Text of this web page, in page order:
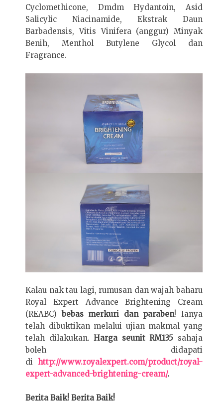
Cyclomethicone, Dmdm Hydantoin, Asid
Salicylic Niacinamide, Ekstrak Daun
Barbadensis, Vitis Vinifera (anggur) Minyak
Benih, Menthol Butylene Glycol dan
Fragrance.
Kalau nak tau lagi, rumusan dan wajah baharu
Royal Expert Advance Brightening Cream
(REABC) bebas merkuri dan paraben! Ianya
telah dibuktikan melalui ujian makmal yang
telah dilakukan.Harga seunit RM135 sahaja
boleh didapati
di http://www.royalexpert.com/product/royal-
expert-advanced-brightening-cream/.
Berita Baik! Berita Baik!